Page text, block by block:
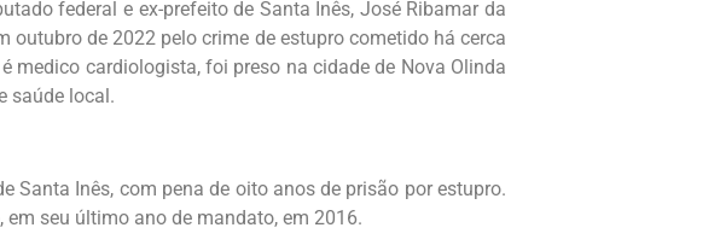
federal e ex-prefeito de Santa Inês, José Ribamar da
outubro de 2022 pelo crime de estupro cometido há cerca
medico cardiologista, foi preso na cidade de Nova Olinda
saúde local.
Santa Inês, com pena de oito anos de prisão por estupro.
seu último ano de mandato, em 2016.